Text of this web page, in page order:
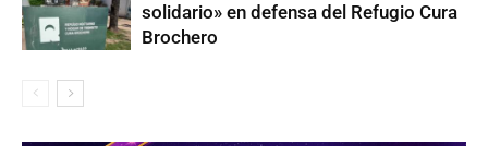
solidario» en defensa del Refugio Cura
Brochero